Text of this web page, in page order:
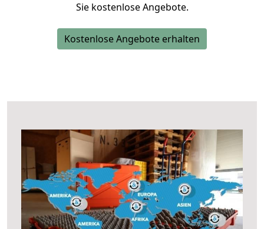
Sie kostenlose Angebote.
Kostenlose Angebote erhalten